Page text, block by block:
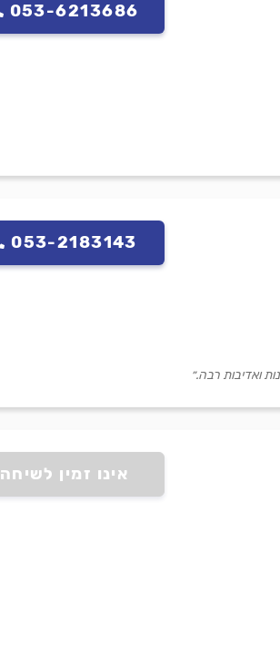
053-6213686
053-2183143
ואדיבות רבה.״
אינו זמין לשיחה